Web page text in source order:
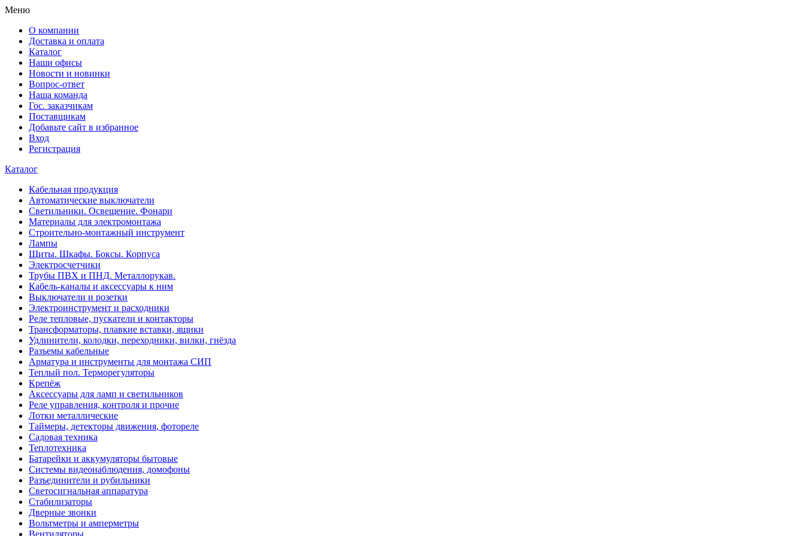
Меню
О компании
Доставка и оплата
Каталог
Наши офисы
Новости и новинки
Вопрос-ответ
Наша команда
Гос. заказчикам
Поставщикам
Добавьте сайт в избранное
Вход
Регистрация
Каталог
Кабельная продукция
Автоматические выключатели
Светильники. Освещение. Фонари
Материалы для электромонтажа
Строительно-монтажный инструмент
Лампы
Щиты. Шкафы. Боксы. Корпуса
Электросчетчики
Трубы ПВХ и ПНД. Металлорукав.
Кабель-каналы и аксессуары к ним
Выключатели и розетки
Электроинструмент и расходники
Реле тепловые, пускатели и контакторы
Трансформаторы, плавкие вставки, ящики
Удлинители, колодки, переходники, вилки, гнёзда
Разъемы кабельные
Арматура и инструменты для монтажа СИП
Теплый пол. Терморегуляторы
Крепёж
Аксессуары для ламп и светильников
Реле управления, контроля и прочие
Лотки металлические
Таймеры, детекторы движения, фотореле
Садовая техника
Теплотехника
Батарейки и аккумуляторы бытовые
Системы видеонаблюдения, домофоны
Разъединители и рубильники
Светосигнальная аппаратура
Стабилизаторы
Дверные звонки
Вольтметры и амперметры
Вентиляторы